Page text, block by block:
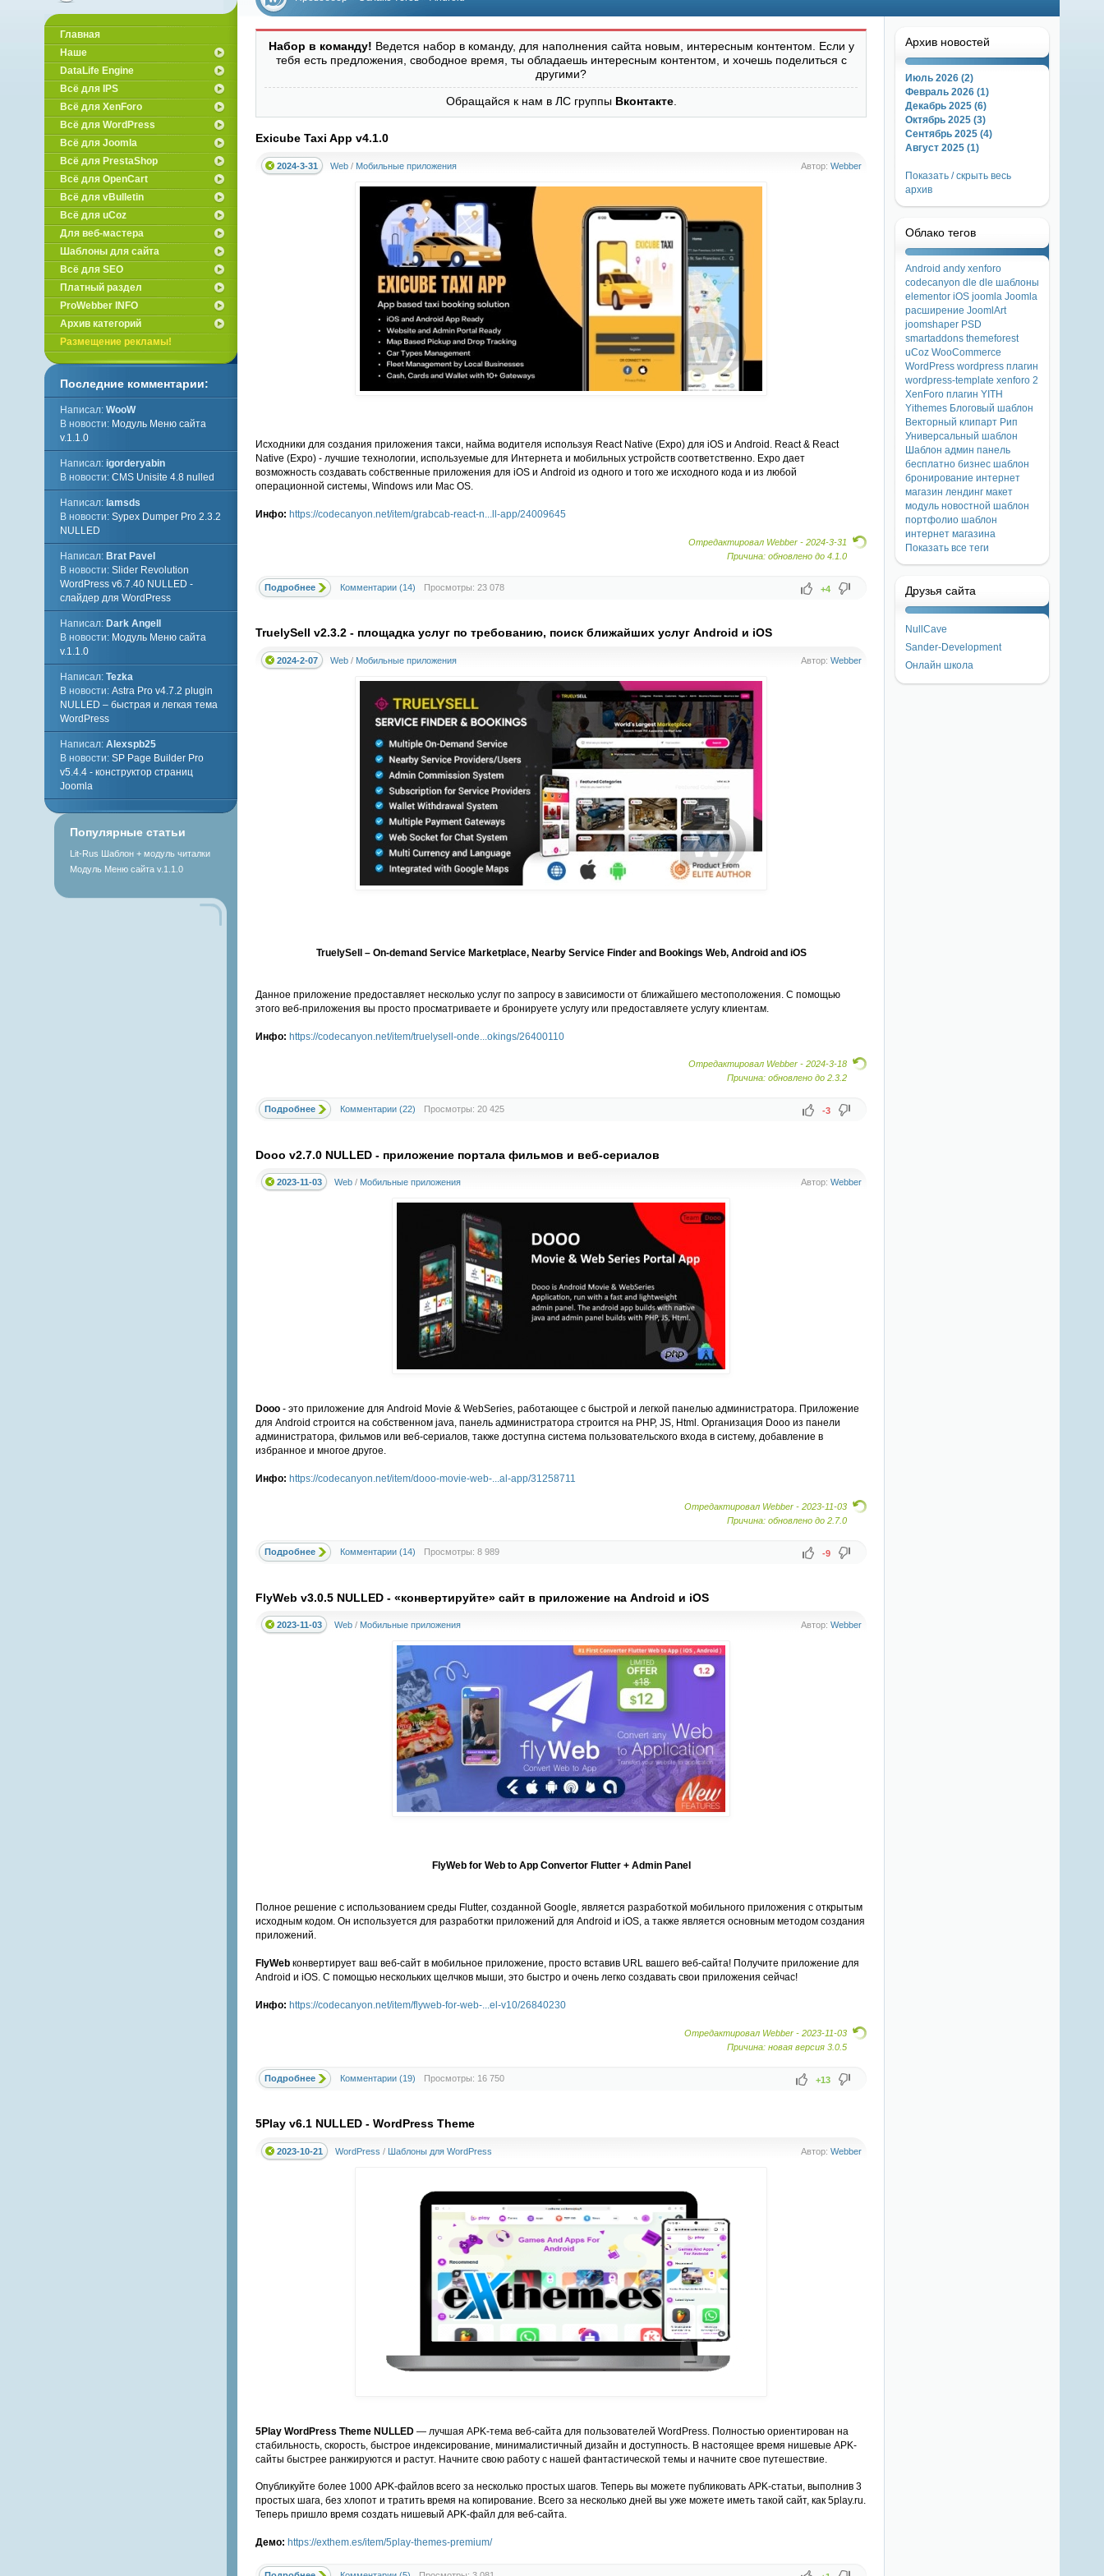
вебмастеров
Набор в команду! Ведется набор в команду, для наполнения сайта новым, интересным контентом. Если у
тебя есть предложения, свободное время, ты обладаешь интересным контентом, и хочешь поделиться с
другими?
Обращайся к нам в ЛС группы Вконтакте.
Exicube Taxi App v4.1.0
Автор:Webber
2024-3-31 Web/ Мобильные приложения
Исходники для создания приложения такси, найма водителя используя React Native (Expo) для iOS и Android. React & React
Native (Expo) - лучшие технологии, используемые для Интернета и мобильных устройств соответственно. Expo дает
возможность создавать собственные приложения для iOS и Android из одного и того же исходного кода и из любой
операционной системы, Windows или Mac OS.
Инфо: https://codecanyon.net/item/grabcab-react-n...ll-app/24009645
Отредактировал Webber -2024-3-31
Причина: обновлено до 4.1.0
+4
Подробнее Комментарии (14) Просмотры: 23 078
TruelySell v2.3.2 - площадка услуг по требованию, поиск ближайших услуг Android и iOS
Автор:Webber
2024-2-07 Web/ Мобильные приложения
TruelySell – On-demand Service Marketplace, Nearby Service Finder and Bookings Web, Android and iOS
Данное приложение предоставляет несколько услуг по запросу в зависимости от ближайшего местоположения. С помощью
этого веб-приложения вы просто просматриваете и бронируете услугу или предоставляете услугу клиентам.
Инфо: https://codecanyon.net/item/truelysell-onde...okings/26400110
Отредактировал Webber -2024-3-18
Причина: обновлено до 2.3.2
-3
Подробнее Комментарии (22) Просмотры: 20 425
Dooo v2.7.0 NULLED - приложение портала фильмов и веб-сериалов
Автор:Webber
2023-11-03 Web/ Мобильные приложения
Dooo- это приложение для Android Movie & WebSeries, работающее с быстрой и легкой панелью администратора. Приложение
для Android строится на собственном java, панель администратора строится на PHP, JS, Html. Организация Dooo из панели
администратора, фильмов или веб-сериалов, также доступна система пользовательского входа в систему, добавление в
избранное и многое другое.
Инфо: https://codecanyon.net/item/dooo-movie-web-...al-app/31258711
Отредактировал Webber -2023-11-03
Причина: обновлено до 2.7.0
-9
Подробнее Комментарии (14) Просмотры: 8 989
FlyWeb v3.0.5 NULLED - «конвертируйте» сайт в приложение на Android и iOS
Автор:Webber
2023-11-03 Web/ Мобильные приложения
FlyWeb for Web to App Convertor Flutter + Admin Panel
Полное решение с использованием среды Flutter, созданной Google, является разработкой мобильного приложения с открытым
исходным кодом. Он используется для разработки приложений для Android и iOS, а также является основным методом создания
приложений.
FlyWebконвертирует ваш веб-сайт в мобильное приложение, просто вставив URL вашего веб-сайта! Получите приложение для
Android и iOS. С помощью нескольких щелчков мыши, это быстро и очень легко создавать свои приложения сейчас!
Инфо: https://codecanyon.net/item/flyweb-for-web-...el-v10/26840230
Отредактировал Webber -2023-11-03
Причина: новая версия 3.0.5
+13
Подробнее Комментарии (19) Просмотры: 16 750
5Play v6.1 NULLED - WordPress Theme
Автор:Webber
2023-10-21 WordPress / Шаблоны для WordPress
5Play WordPress Theme NULLED— лучшая APK-тема веб-сайта для пользователей WordPress. Полностью ориентирован на
стабильность, скорость, быстрое индексирование, минималистичный дизайн и доступность. В настоящее время нишевые APK-
сайты быстрее ранжируются и растут. Начните свою работу с нашей фантастической темы и начните свое путешествие.
Опубликуйте более 1000 APK-файлов всего за несколько простых шагов. Теперь вы можете публиковать APK-статьи, выполнив 3
простых шага, без хлопот и тратить время на копирование. Всего за несколько дней вы уже можете иметь такой сайт, как 5play.ru.
Теперь пришло время создать нишевый APK-файл для веб-сайта.
Демо: https://exthem.es/item/5play-themes-premium/
Архив новостей
Июль 2026 (2)
Февраль 2026 (1)
Декабрь 2025 (6)
Октябрь 2025 (3)
Сентябрь 2025 (4)
Август 2025 (1)
Показать / скрыть весь
архив
Облако тегов
Android andy xenforo
codecanyon dle dle шаблоны
elementor iOS joomla Joomla
расширение JoomlArt
joomshaper PSD
smartaddons themeforest
uCoz WooCommerce
WordPress wordpress плагин
wordpress-template xenforo 2
XenForo плагин YITH
Yithemes Блоговый шаблон
Векторный клипарт Рип
Универсальный шаблон
Шаблон админ панель
бесплатно бизнес шаблон
бронирование интернет
магазин лендинг макет
модуль новостной шаблон
портфолио шаблон
интернет магазина
Показать все теги
Друзья сайта
NullCave
Sander-Development
Онлайн школа
Главная
Наше
DataLife Engine
Всё для IPS
Всё для XenForo
Всё для WordPress
Всё для Joomla
Всё для PrestaShop
Всё для OpenCart
Всё для vBulletin
Всё для uCoz
Для веб-мастера
Шаблоны для сайта
Всё для SEO
Платный раздел
ProWebber INFO
Архив категорий
Размещение рекламы!
Последние комментарии:
Написал: WooW
В новости: Модуль Меню сайта
v.1.1.0
Написал: igorderyabin
В новости: CMS Unisite 4.8 nulled
Написал: lamsds
В новости: Sypex Dumper Pro 2.3.2
NULLED
Написал: Brat Pavel
В новости: Slider Revolution
WordPress v6.7.40 NULLED -
слайдер для WordPress
Написал: Dark Angell
В новости: Модуль Меню сайта
v.1.1.0
Написал: Tezka
В новости: Astra Pro v4.7.2 plugin
NULLED – быстрая и легкая тема
WordPress
Написал: Alexspb25
В новости: SP Page Builder Pro
v5.4.4 - конструктор страниц
Joomla
Популярные статьи
Lit-Rus Шаблон + модуль читалки
Модуль Меню сайта v.1.1.0